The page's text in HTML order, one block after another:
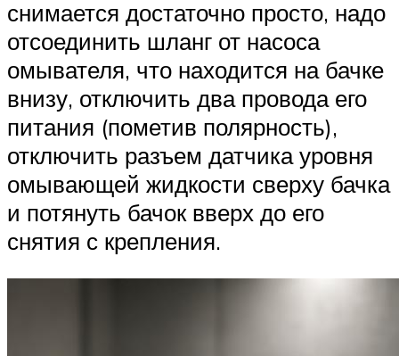
снимается достаточно просто, надо
отсоединить шланг от насоса
омывателя, что находится на бачке
внизу, отключить два провода его
питания (пометив полярность),
отключить разъем датчика уровня
омывающей жидкости сверху бачка
и потянуть бачок вверх до его
снятия с крепления.